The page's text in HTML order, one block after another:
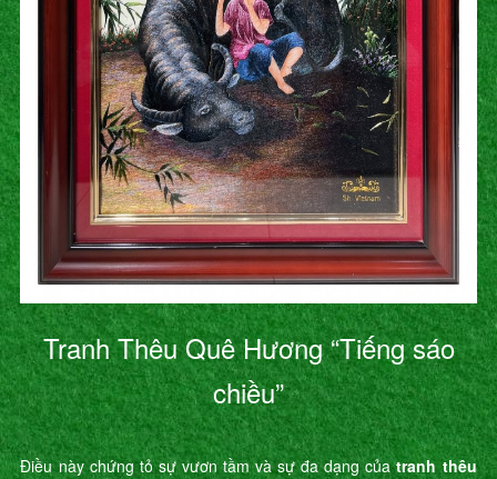
Tranh Thêu Quê Hương “Tiếng sáo
chiều”
Điều này chứng tỏ sự vươn tầm và sự đa dạng củatranh thêu